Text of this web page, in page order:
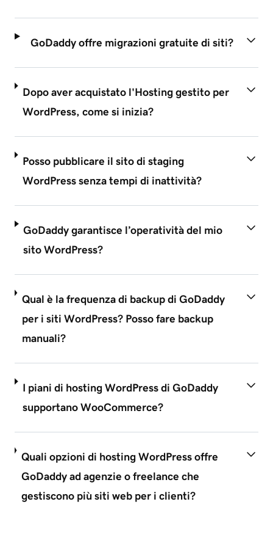
GoDaddy offre migrazioni gratuite di siti?
Dopo aver acquistato l'Hosting gestito per
WordPress, come si inizia?
Posso pubblicare il sito di staging
WordPress senza tempi di inattività?
GoDaddy garantisce l’operatività del mio
sito WordPress?
Qual è la frequenza di backup di GoDaddy
per i siti WordPress? Posso fare backup
manuali?
I piani di hosting WordPress di GoDaddy
supportano WooCommerce?
Quali opzioni di hosting WordPress offre
GoDaddy ad agenzie o freelance che
gestiscono più siti web per i clienti?